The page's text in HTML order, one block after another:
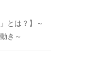
とは？】～
き～